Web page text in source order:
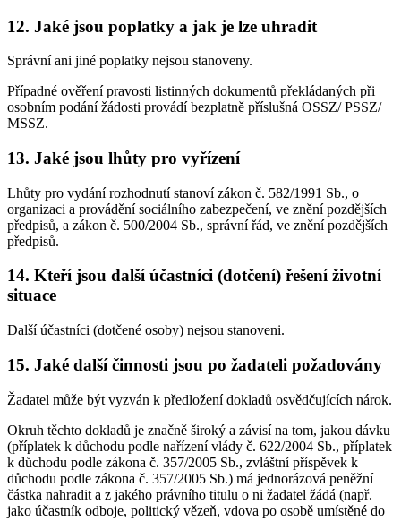
12. Jaké jsou poplatky a jak je lze uhradit
Správní ani jiné poplatky nejsou stanoveny.
Případné ověření pravosti listinných dokumentů překládaných při
osobním podání žádosti provádí bezplatně příslušná OSSZ/ PSSZ/
MSSZ.
13. Jaké jsou lhůty pro vyřízení
Lhůty pro vydání rozhodnutí stanoví zákon č. 582/1991 Sb., o
organizaci a provádění sociálního zabezpečení, ve znění pozdějších
předpisů, a zákon č. 500/2004 Sb., správní řád, ve znění pozdějších
předpisů.
14. Kteří jsou další účastníci (dotčení) řešení životní
situace
Další účastníci (dotčené osoby) nejsou stanoveni.
15. Jaké další činnosti jsou po žadateli požadovány
Žadatel může být vyzván k předložení dokladů osvědčujících nárok.
Okruh těchto dokladů je značně široký a závisí na tom, jakou dávku
(příplatek k důchodu podle nařízení vlády č. 622/2004 Sb., příplatek
k důchodu podle zákona č. 357/2005 Sb., zvláštní příspěvek k
důchodu podle zákona č. 357/2005 Sb.) má jednorázová peněžní
částka nahradit a z jakého právního titulu o ni žadatel žádá (např.
jako účastník odboje, politický vězeň, vdova po osobě umístěné do